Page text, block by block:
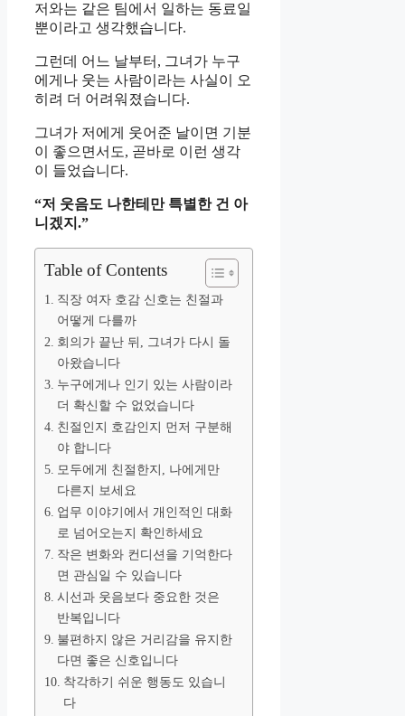
저와는 같은 팀에서 일하는 동료일
뿐이라고 생각했습니다.
그런데 어느 날부터, 그녀가 누구
에게나 웃는 사람이라는 사실이 오
히려 더 어려워졌습니다.
그녀가 저에게 웃어준 날이면 기분
이 좋으면서도, 곧바로 이런 생각
이 들었습니다.
“저 웃음도 나한테만 특별한 건 아
니겠지.”
Table of Contents
직장 여자 호감 신호는 친절과
어떻게 다를까
회의가 끝난 뒤, 그녀가 다시 돌
아왔습니다
누구에게나 인기 있는 사람이라
더 확신할 수 없었습니다
친절인지 호감인지 먼저 구분해
야 합니다
모두에게 친절한지, 나에게만
다른지 보세요
업무 이야기에서 개인적인 대화
로 넘어오는지 확인하세요
작은 변화와 컨디션을 기억한다
면 관심일 수 있습니다
시선과 웃음보다 중요한 것은
반복입니다
불편하지 않은 거리감을 유지한
다면 좋은 신호입니다
착각하기 쉬운 행동도 있습니
다